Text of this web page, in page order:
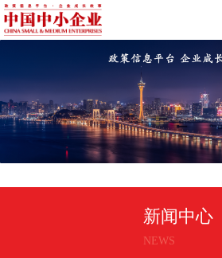
新闻中心
NEWS